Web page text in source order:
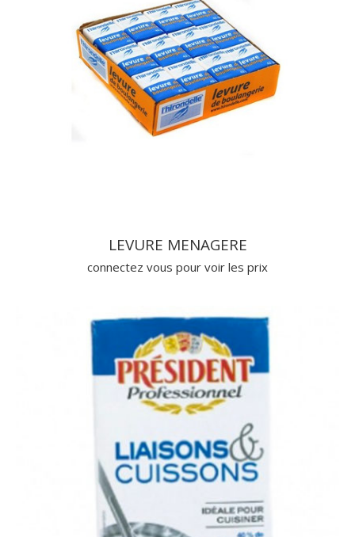
LEVURE MENAGERE
connectez vous pour voir les prix